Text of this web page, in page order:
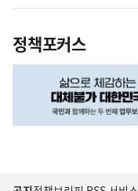
정책포커스